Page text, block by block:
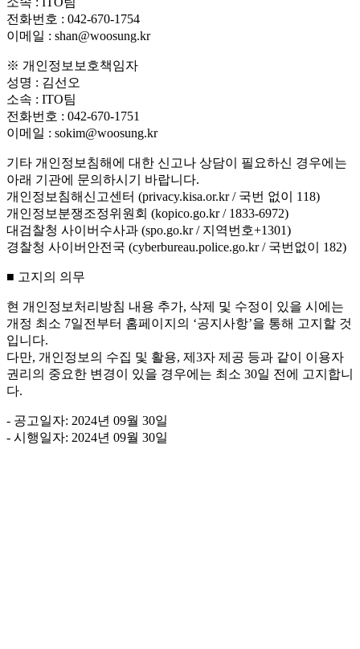
전화번호 : 042-670-1754
이메일 : shan@woosung.kr
※ 개인정보보호책임자
성명 : 김선오
소속 : ITO팀
전화번호 : 042-670-1751
이메일 : sokim@woosung.kr
기타 개인정보침해에 대한 신고나 상담이 필요하신 경우에는
아래 기관에 문의하시기 바랍니다.
개인정보침해신고센터 (privacy.kisa.or.kr / 국번 없이 118)
개인정보분쟁조정위원회 (kopico.go.kr / 1833-6972)
대검찰청 사이버수사과 (spo.go.kr / 지역번호+1301)
경찰청 사이버안전국 (cyberbureau.police.go.kr / 국번없이 182)
■ 고지의 의무
현 개인정보처리방침 내용 추가, 삭제 및 수정이 있을 시에는
개정 최소 7일전부터 홈페이지의 ‘공지사항’을 통해 고지할 것
입니다.
다만, 개인정보의 수집 및 활용, 제3자 제공 등과 같이 이용자
권리의 중요한 변경이 있을 경우에는 최소 30일 전에 고지합니
다.
- 공고일자: 2024년 09월 30일
- 시행일자: 2024년 09월 30일